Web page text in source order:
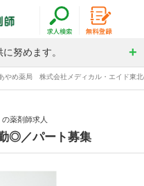
努めます。
やめ薬局 株式会社メディカル・エイド東
の薬剤師求人
◎／パート募集